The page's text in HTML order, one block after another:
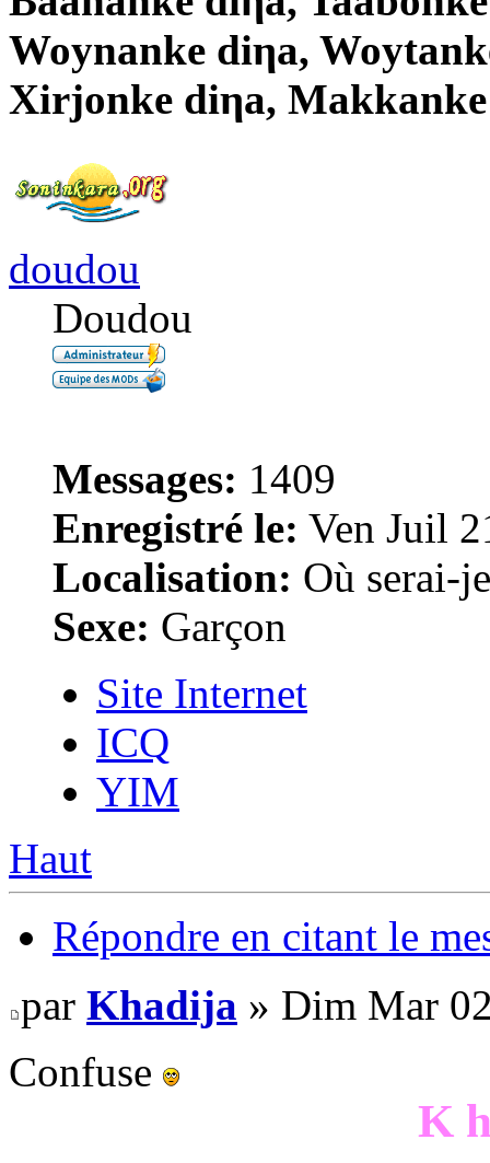
Woynanke diηa,
Xirjonke diηa,
doudou
Doudou
Messages: 1409
Enregistré le: Ven Juil
Localisation: Où serai-
Sexe: Garçon
Site Internet
ICQ
YIM
Haut
Répondre en citant le
par Khadija » Dim Mar
Confuse
K